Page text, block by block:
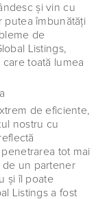
şi vin cu
putea îmbunătăţi
de
Listings,
toată lumea
de eficiente,
nostru cu
tot mai
de un partener
şi îl poate
Listings a fost